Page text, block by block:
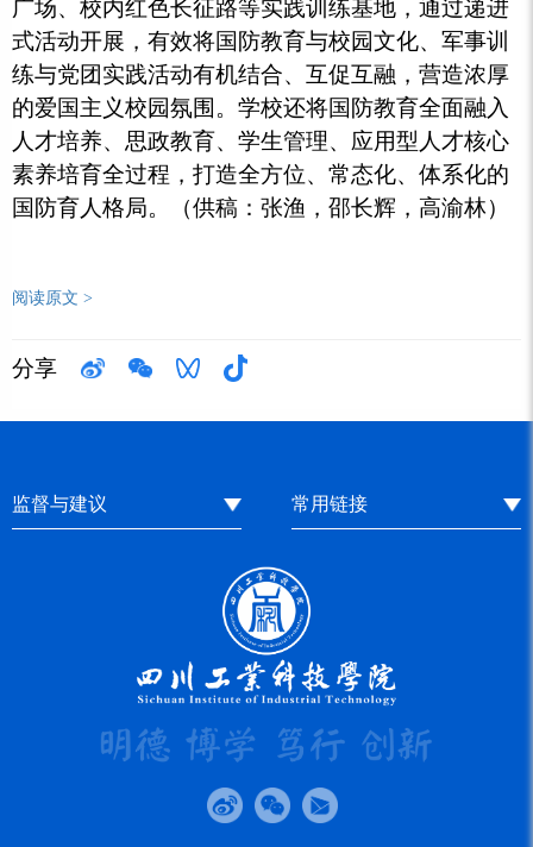
广场、校内红色长征路等实践训练基地，通过递进
式活动开展，有效将国防教育与校园文化、军事训
练与党团实践活动有机结合、互促互融，营造浓厚
的爱国主义校园氛围。学校还将国防教育全面融入
人才培养、思政教育、学生管理、应用型人才核心
素养培育全过程，打造全方位、常态化、体系化的
国防育人格局。（供稿：张渔，邵长辉，高渝林）
阅读原文 >
分享
监督与建议 常用链接